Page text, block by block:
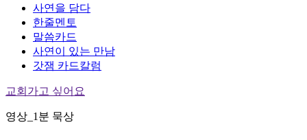
사연을 담다
한줄멘토
말씀카드
사연이 있는 만남
갓잼 카드칼럼
교회가고 싶어요
영상_1분 묵상